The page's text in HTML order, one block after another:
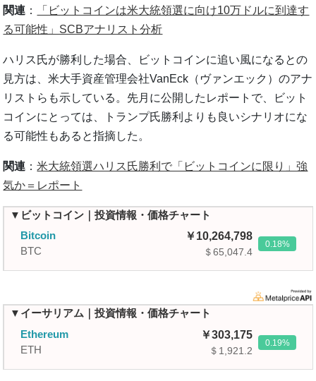
関連 ：
「ビットコインは米大統領選に向け10万ドルに到達す
る可能性」SCBアナリスト分析
ハリス氏が勝利した場合、ビットコインに追い風になるとの
見方は、米大手資産管理会社VanEck（ヴァンエック）のアナ
リストらも示している。先月に公開したレポートで、ビット
コインにとっては、トランプ氏勝利よりも良いシナリオにな
る可能性もあると指摘した。
関連 ：米大統領選ハリス氏勝利で「ビットコインに限り」強
気か＝レポート
▼ビットコイン｜投資情報・価格チャート
Bitcoin
BTC
10,264,798
＄65,047.4
0.18
▼イーサリアム｜投資情報・価格チャート
Ethereum
ETH
303,175
＄1,921.2
0.19